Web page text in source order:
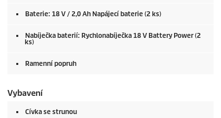
Baterie: 18 V / 2,0 Ah Napájecí baterie (2 ks)
Nabíječka baterií: Rychlonabíječka 18 V Battery Power (2
ks)
Ramenní popruh
Vybavení
Cívka se strunou